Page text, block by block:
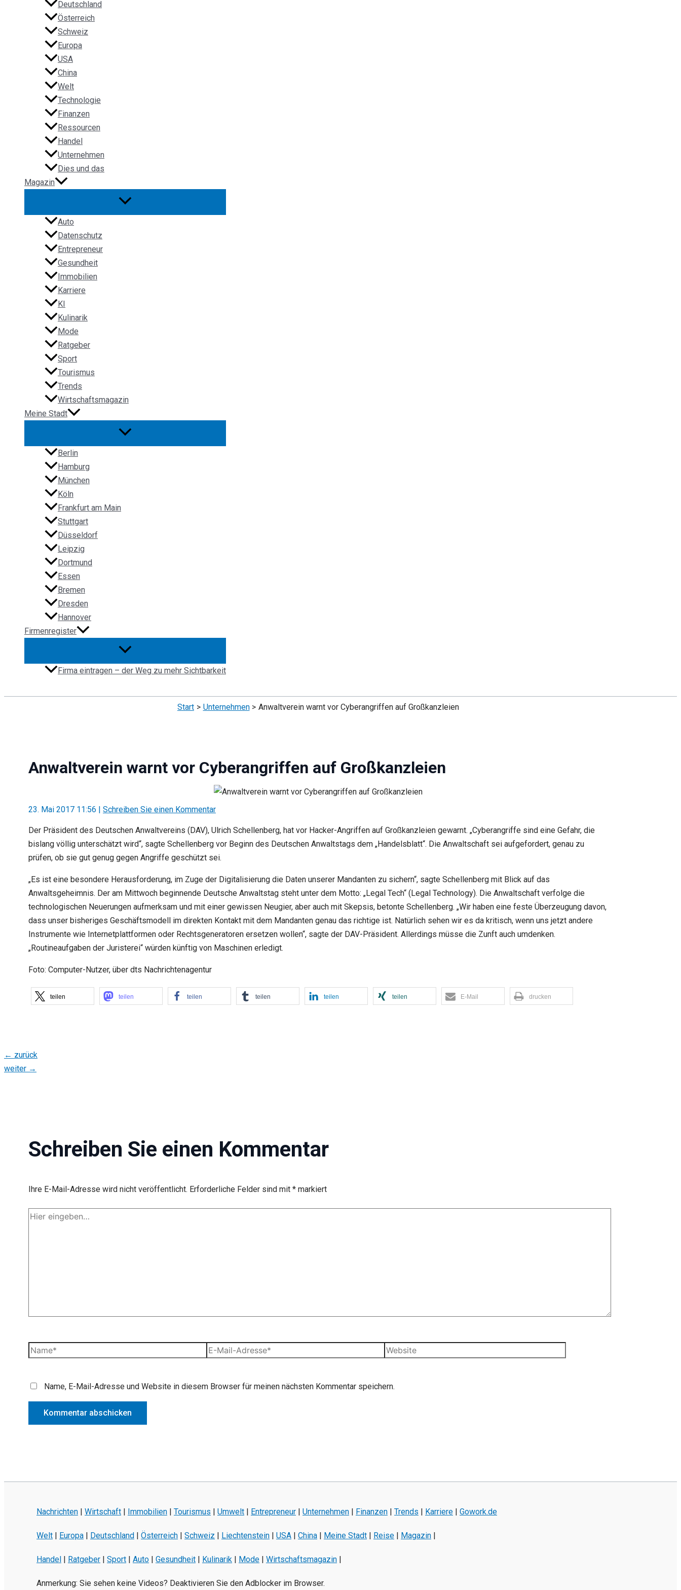
Deutschland
Österreich
Schweiz
Europa
USA
China
Welt
Technologie
Finanzen
Ressourcen
Handel
Unternehmen
Dies und das
Magazin
Auto
Datenschutz
Entrepreneur
Gesundheit
Immobilien
Karriere
KI
Kulinarik
Mode
Ratgeber
Sport
Tourismus
Trends
Wirtschaftsmagazin
Meine Stadt
Berlin
Hamburg
München
Köln
Frankfurt am Main
Stuttgart
Düsseldorf
Leipzig
Dortmund
Essen
Bremen
Dresden
Hannover
Firmenregister
Firma eintragen – der Weg zu mehr Sichtbarkeit
Start Unternehmen Anwaltverein warnt vor Cyberangriffen auf Großkanzleien
Anwaltverein warnt vor Cyberangriffen auf Großkanzleien
23. Mai 2017 11:56 | Schreiben Sie einen Kommentar
Der Präsident des Deutschen Anwaltvereins (DAV), Ulrich Schellenberg, hat vor Hacker-Angriffen auf Großkanzleien gewarnt. „Cyberangriffe sind eine Gefahr, die
bislang völlig unterschätzt wird“, sagte Schellenberg vor Beginn des Deutschen Anwaltstags dem „Handelsblatt“. Die Anwaltschaft sei aufgefordert, genau zu
prüfen, ob sie gut genug gegen Angriffe geschützt sei.
„Es ist eine besondere Herausforderung, im Zuge der Digitalisierung die Daten unserer Mandanten zu sichern“, sagte Schellenberg mit Blick auf das
Anwaltsgeheimnis. Der am Mittwoch beginnende Deutsche Anwaltstag steht unter dem Motto: „Legal Tech“ (Legal Technology). Die Anwaltschaft verfolge die
technologischen Neuerungen aufmerksam und mit einer gewissen Neugier, aber auch mit Skepsis, betonte Schellenberg. „Wir haben eine feste Überzeugung davon,
dass unser bisheriges Geschäftsmodell im direkten Kontakt mit dem Mandanten genau das richtige ist. Natürlich sehen wir es da kritisch, wenn uns jetzt andere
Instrumente wie Internetplattformen oder Rechtsgeneratoren ersetzen wollen“, sagte der DAV-Präsident. Allerdings müsse die Zunft auch umdenken.
„Routineaufgaben der Juristerei“ würden künftig von Maschinen erledigt.
Foto: Computer-Nutzer, über dts Nachrichtenagentur
teilen teilen teilen teilen teilen teilen E-Mail drucken
← zurück
weiter →
Schreiben Sie einen Kommentar
Ihre E-Mail-Adresse wird nicht veröffentlicht. Erforderliche Felder sind mit * markiert
Hier
Name*
E-
Website
Name, E-Mail-Adresse und Website in diesem Browser für meinen nächsten Kommentar speichern.
Nachrichten | Wirtschaft | Immobilien | Tourismus | Umwelt | Entrepreneur | Unternehmen | Finanzen | Trends | Karriere | Gowork.de
Welt | Europa | Deutschland | Österreich | Schweiz | Liechtenstein | USA | China | Meine Stadt | Reise | Magazin |
Handel | Ratgeber | Sport | Auto | Gesundheit | Kulinarik | Mode | Wirtschaftsmagazin |
Anmerkung: Sie sehen keine Videos? Deaktivieren Sie den Adblocker im Browser.